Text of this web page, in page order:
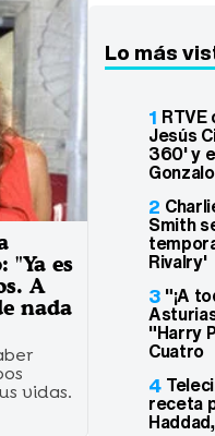
"Ya es
A
nada
vidas.
Lo más
1
Jesús
360' y
2
Smith
Rivalry'
3 "¡A
"Harry
Cuatro
4
receta